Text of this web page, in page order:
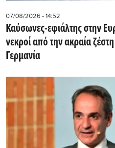
07/08/2026 - 14:52
Καύσωνες-εφιάλτης στην
νεκροί από την ακραία
Γερμανία